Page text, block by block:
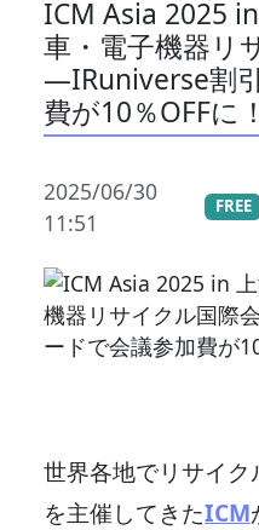
ICM Asia 2025
車・電子機器リ
―IRuniverse割
費が10％OFFに！
2025/06/30
11:51
FREE
世界各地でリサイ
を主催してきたICM